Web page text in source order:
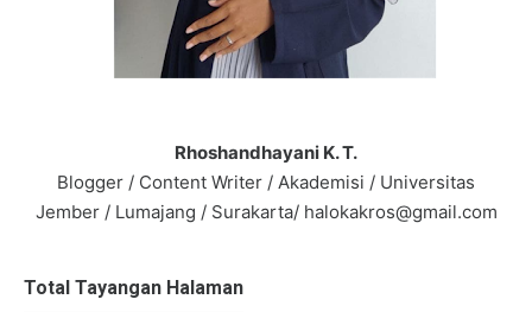
Rhoshandhayani K. T.
Blogger / Content Writer / Akademisi / Universitas
Jember / Lumajang / Surakarta/ halokakros@gmail.com
Total Tayangan Halaman